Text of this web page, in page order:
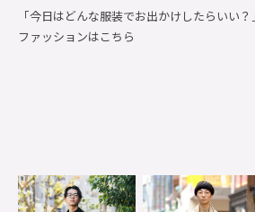
「今日はどんな服装でお出かけしたらいい
ファッションはこちら